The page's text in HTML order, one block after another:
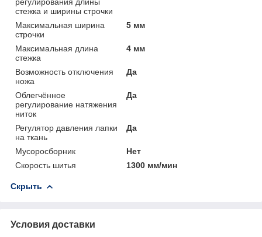
стежка и ширины строчки
Максимальная ширина
строчки
5 мм
Максимальная длина
стежка
4 мм
Возможность отключения
ножа
Да
Облегчённое
регулирование натяжения
ниток
Да
Регулятор давления лапки
на ткань
Да
Мусоросборник
Нет
Скорость шитья
1300 мм/мин
Скрыть
Условия доставки